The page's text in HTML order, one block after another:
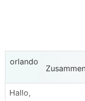
orlando
Hallo,